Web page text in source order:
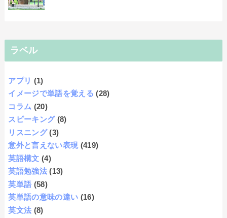
ラベル
アプリ (1)
イメージで単語を覚える (28)
コラム (20)
スピーキング (8)
リスニング (3)
意外と言えない表現 (419)
英語構文 (4)
英語勉強法 (13)
英単語 (58)
英単語の意味の違い (16)
英文法 (8)